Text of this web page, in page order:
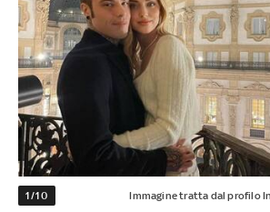
1/10 Immagine tratta dal profilo